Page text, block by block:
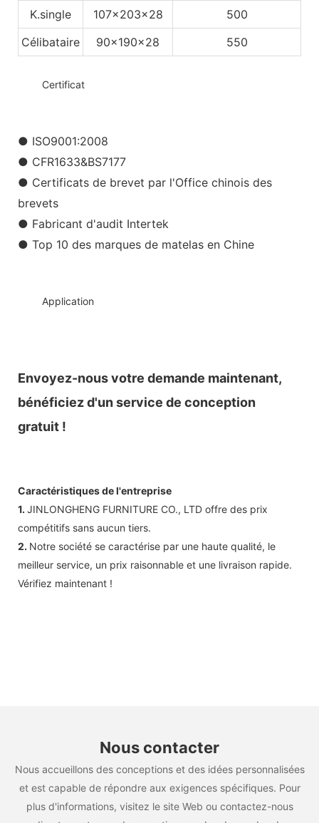
K.single 107x203x28
500
Célibataire
90x190x28 550
Certificat
● ISO9001:2008
● CFR1633&BS7177
● Certificats de brevet par l'Office chinois des
brevets
● Fabricant d'audit Intertek
● Top 10 des marques de matelas en Chine
Application
Envoyez-nous votre demande maintenant,
bénéficiez d'un service de conception
gratuit !
Caractéristiques de l'entreprise
1. JINLONGHENG FURNITURE CO., LTD offre des prix
compétitifs sans aucun tiers.
2. Notre société se caractérise par une haute qualité, le
meilleur service, un prix raisonnable et une livraison rapide.
Vérifiez maintenant !
Nous contacter
Nous accueillons des conceptions et des idées personnalisées
et est capable de répondre aux exigences spécifiques. Pour
plus d'informations, visitez le site Web ou contactez-nous